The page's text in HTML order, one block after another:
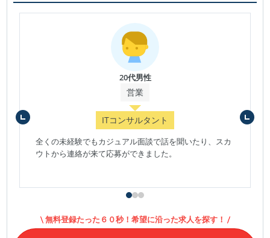
20代男性
営業
ITコンサルタント
全くの未経験でもカジュアル面談で話を聞いたり、スカ
ウトから連絡が来て応募ができました。
無料登録たった６０秒！希望に沿った求人を探す！